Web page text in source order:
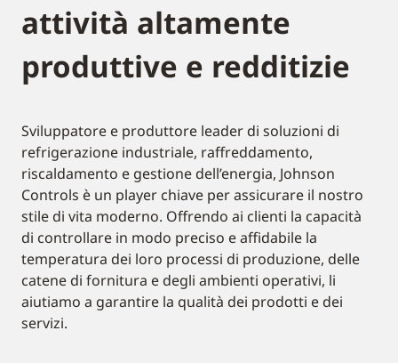
attività altamente
produttive e redditizie
Sviluppatore e produttore leader di soluzioni di
refrigerazione industriale, raffreddamento,
riscaldamento e gestione dell’energia, Johnson
Controls è un player chiave per assicurare il nostro
stile di vita moderno. Offrendo ai clienti la capacità
di controllare in modo preciso e affidabile la
temperatura dei loro processi di produzione, delle
catene di fornitura e degli ambienti operativi, li
aiutiamo a garantire la qualità dei prodotti e dei
servizi.